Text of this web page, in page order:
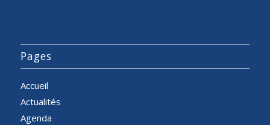
Pages
Accueil
Actualités
Agenda